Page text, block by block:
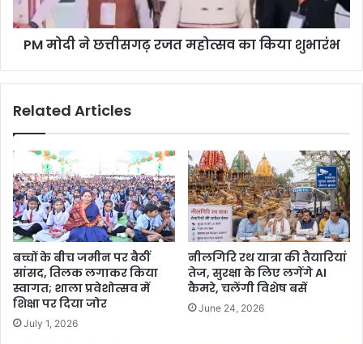
PM मोदी ने छत्तीसगढ़ रजत महोत्सव का किया शुभारंभ
Related Articles
बच्चों के बीच जमीन पर बैठीं
सांसद, तिलक लगाकर किया
स्वागत; शाला प्रवेशोत्सव में
शिक्षा पर दिया जोर
July 1, 2026
नीलगिरि रथ यात्रा की तैयारियां
तेज, सुरक्षा के लिए लगेंगे AI
कैमरे, चलेंगी विशेष बसें
June 24, 2026